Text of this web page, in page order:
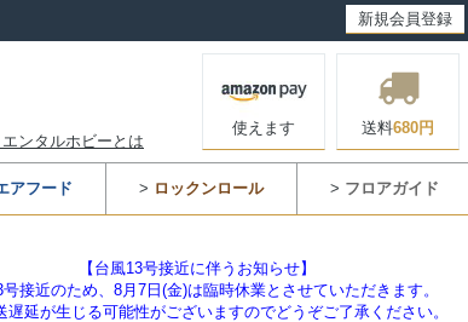
新規会員登録
ンタルホビーとは
使えます 送料680円
アフード > ロックンロール > フロアガイド
【台風13号接近に伴うお知らせ】
号接近のため、8月7日(金)は臨時休業とさせていただきます。
遅延が生じる可能性がございますのでどうぞご了承ください。